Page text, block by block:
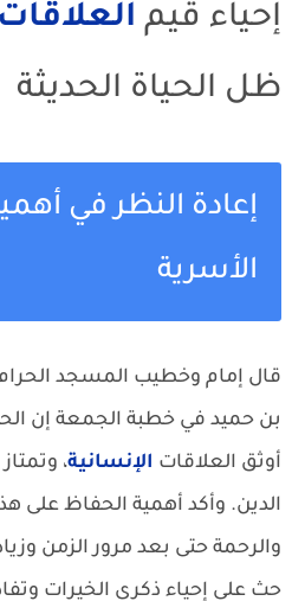
إحياء قيم العلاقات
ظل الحياة الحديثة
إعادة النظر في
الأسرية
قال إمام وخطيب المسجد
بن حميد في خطبة الجمعة إن
أوثق العلاقات الإنسانية،
الدين. وأكد أهمية الحفاظ على
والرحمة حتى بعد مرور الزمن
حث على إحياء ذكرى الخيرات